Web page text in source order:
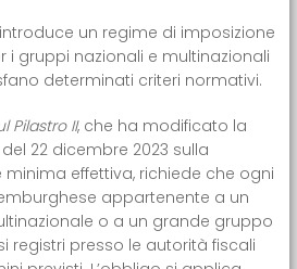
introduce un regime di imposizione
i gruppi nazionali e multinazionali
determinati criteri normativi.
Pilastro II, che ha modificato la
22 dicembre 2023 sulla
minima effettiva, richiede che ogni
appartenente a un
o a un grande gruppo
registri presso le autorità fiscali